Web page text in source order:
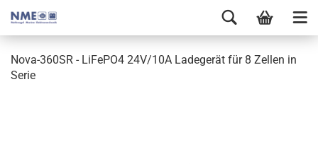
Nova-360SR - LiFePO4 24V/10A Ladegerät für 8 Zellen in
Serie